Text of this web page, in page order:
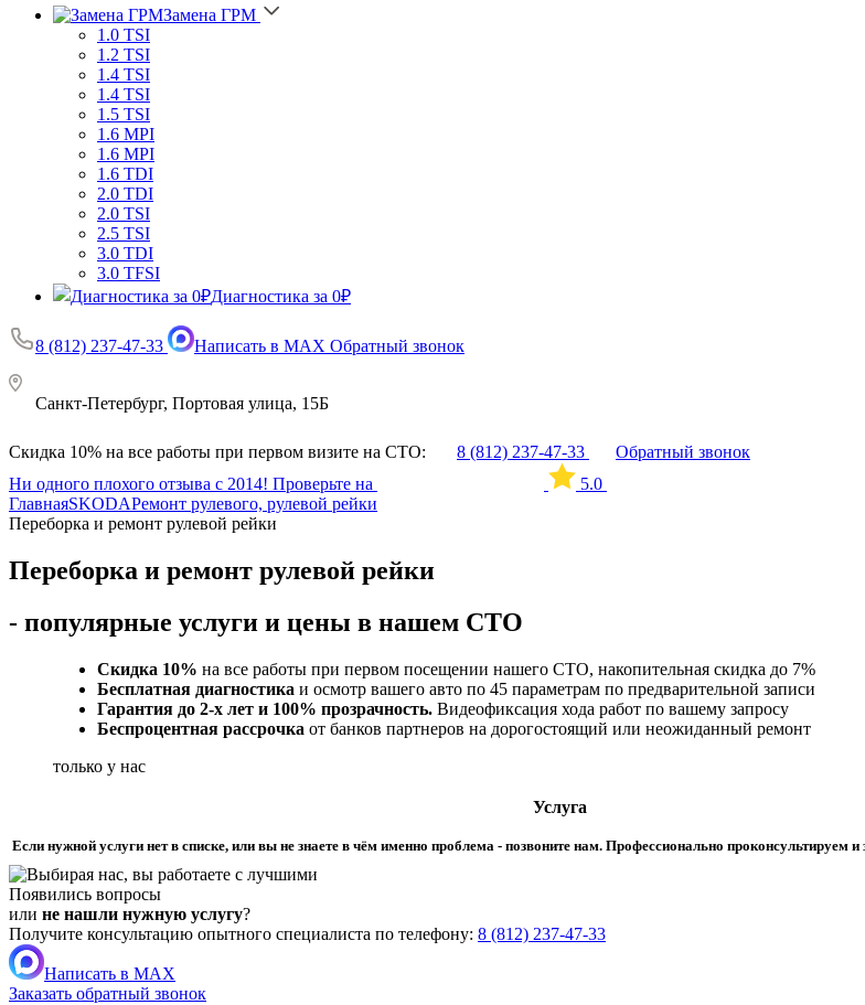
Замена ГРМ
1.0 TSI
1.2 TSI
1.4 TSI
1.4 TSI
1.5 TSI
1.6 MPI
1.6 MPI
1.6 TDI
2.0 TDI
2.0 TSI
2.5 TSI
3.0 TDI
3.0 TFSI
Диагностика за 0₽
8 (812) 237-47-33 Написать в MAX Обратный звонок
Санкт-Петербург, Портовая улица, 15Б
Скидка 10% на все работы при первом визите на СТО: 8 (812) 237-47-33
Обратный звонок
Ни одного плохого отзыва с 2014! Проверьте на
5.0
ГлавнаяSKODAРемонт рулевого, рулевой рейки
Переборка и ремонт рулевой рейки
Переборка и ремонт рулевой рейки
- популярные услуги и цены в нашем СТО
Скидка 10% на все работы при первом посещении нашего СТО, накопительная скидка до 7%
Бесплатная диагностика и осмотр вашего авто по 45 параметрам по предварительной записи
Гарантия до 2-х лет и 100% прозрачность. Видеофиксация хода работ по вашему запросу
Беспроцентная рассрочка от банков партнеров на дорогостоящий или неожиданный ремонт
только у нас
Услуга
Если нужной услуги нет в списке, или вы не знаете в чём именно проблема - позвоните нам. Профессионально проконсультируем
Появились вопросы
или не нашли нужную услугу?
Получите консультацию опытного специалиста по телефону: 8 (812) 237-47-33
Написать в MAX
Заказать обратный звонок